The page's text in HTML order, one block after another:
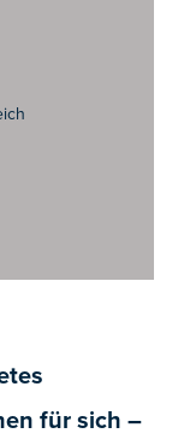
für sich –